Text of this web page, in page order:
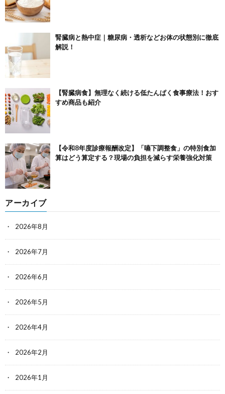
腎臓病と熱中症｜糖尿病・透析などお体の状態別に徹底
解説！
【腎臓病食】無理なく続ける低たんぱく食事療法！おす
すめ商品も紹介
【令和8年度診療報酬改定】「嚥下調整食」の特別食加
算はどう算定する？現場の負担を減らす栄養強化対策
アーカイブ
2026年8月
2026年7月
2026年6月
2026年5月
2026年4月
2026年2月
2026年1月